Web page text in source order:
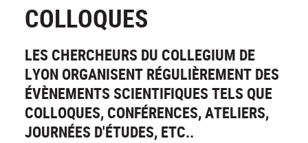
COLLOQUES
LES CHERCHEURS DU COLLEGIUM DE
LYON ORGANISENT RÉGULIÈREMENT DES
ÉVÈNEMENTS SCIENTIFIQUES TELS QUE
COLLOQUES, CONFÉRENCES, ATELIERS,
JOURNÉES D'ÉTUDES, ETC..